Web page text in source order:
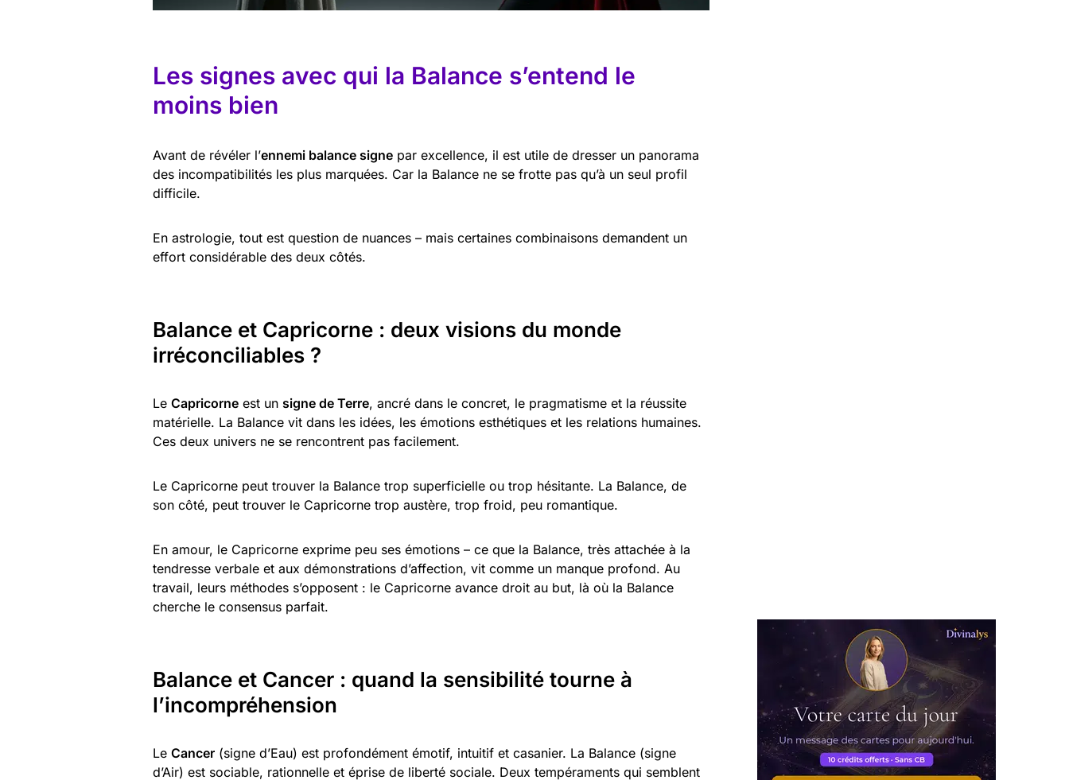
Les signes avec qui la Balance s’entend le
moins bien
Avant de révéler l’ennemi balance signe par excellence, il est utile de dresser un panorama
des incompatibilités les plus marquées. Car la Balance ne se frotte pas qu’à un seul profil
difficile.
En astrologie, tout est question de nuances – mais certaines combinaisons demandent un
effort considérable des deux côtés.
Balance et Capricorne : deux visions du monde
irréconciliables ?
Le Capricorne est un signe de Terre, ancré dans le concret, le pragmatisme et la réussite
matérielle. La Balance vit dans les idées, les émotions esthétiques et les relations humaines.
Ces deux univers ne se rencontrent pas facilement.
Le Capricorne peut trouver la Balance trop superficielle ou trop hésitante. La Balance, de
son côté, peut trouver le Capricorne trop austère, trop froid, peu romantique.
En amour, le Capricorne exprime peu ses émotions – ce que la Balance, très attachée à la
tendresse verbale et aux démonstrations d’affection, vit comme un manque profond. Au
travail, leurs méthodes s’opposent : le Capricorne avance droit au but, là où la Balance
cherche le consensus parfait.
Balance et Cancer : quand la sensibilité tourne à
l’incompréhension
Le Cancer (signe d’Eau) est profondément émotif, intuitif et casanier. La Balance (signe
d’Air) est sociable, rationnelle et éprise de liberté sociale. Deux tempéraments qui semblent